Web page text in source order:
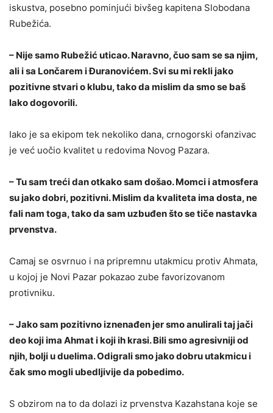
iskustva, posebno pominjući bivšeg kapitena Slobodana
Rubežića.
– Nije samo Rubežić uticao. Naravno, čuo sam se sa njim,
ali i sa Lončarem i Đuranovićem. Svi su mi rekli jako
pozitivne stvari o klubu, tako da mislim da smo se baš
lako dogovorili.
Iako je sa ekipom tek nekoliko dana, crnogorski ofanzivac
je već uočio kvalitet u redovima Novog Pazara.
– Tu sam treći dan otkako sam došao. Momci i atmosfera
su jako dobri, pozitivni. Mislim da kvaliteta ima dosta, ne
fali nam toga, tako da sam uzbuđen što se tiče nastavka
prvenstva.
Camaj se osvrnuo i na pripremnu utakmicu protiv Ahmata,
u kojoj je Novi Pazar pokazao zube favorizovanom
protivniku.
– Jako sam pozitivno iznenađen jer smo anulirali taj jači
deo koji ima Ahmat i koji ih krasi. Bili smo agresivniji od
njih, bolji u duelima. Odigrali smo jako dobru utakmicu i
čak smo mogli ubedljivije da pobedimo.
S obzirom na to da dolazi iz prvenstva Kazahstana koje se